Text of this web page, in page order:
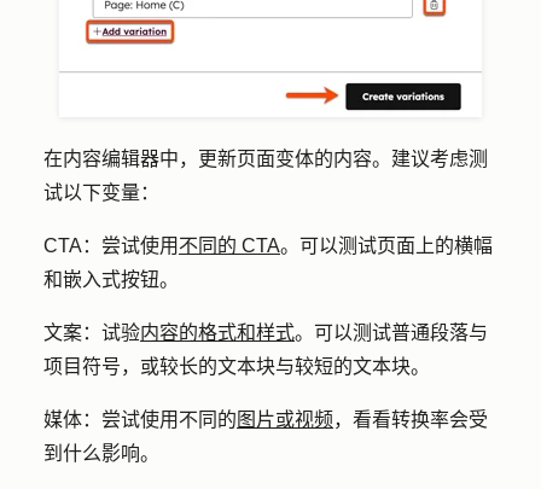
在内容编辑器中，更新页面变体的内容。建议考虑测
试以下变量：
CTA： 尝试使用 不同的 CTA。可以测试页面上的横幅
和嵌入式按钮。
文案： 试验内容的格式和样式。可以测试普通段落与
项目符号，或较长的文本块与较短的文本块。
媒体： 尝试使用不同的 图片或视频，看看转换率会受
到什么影响。